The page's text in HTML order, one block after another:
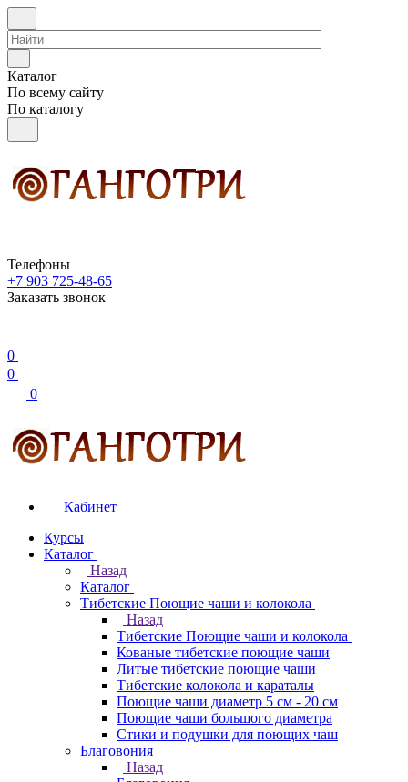
Каталог
По всему сайту
По каталогу
Телефоны
+7 903 725-48-65
Заказать звонок
0
0
0
Кабинет
Курсы
Каталог
Назад
Каталог
Тибетские Поющие чаши и колокола
Назад
Тибетские Поющие чаши и колокола
Кованые тибетские поющие чаши
Литые тибетские поющие чаши
Тибетские колокола и караталы
Поющие чаши диаметр 5 см - 20 см
Поющие чаши большого диаметра
Стики и подушки для поющих чаш
Благовония
Назад